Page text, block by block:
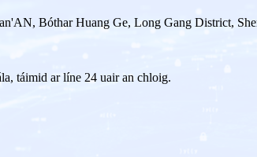
Bóthar Huang Ge, Long Gang District,
táimid ar líne 24 uair an chloig.